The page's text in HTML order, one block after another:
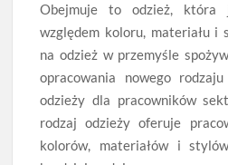
Obejmuje to odzież, która
względem koloru, materiału i
na odzież w przemyśle
opracowania nowego
odzieży dla pracowników
rodzaj odzieży oferuje
kolorów, materiałów i